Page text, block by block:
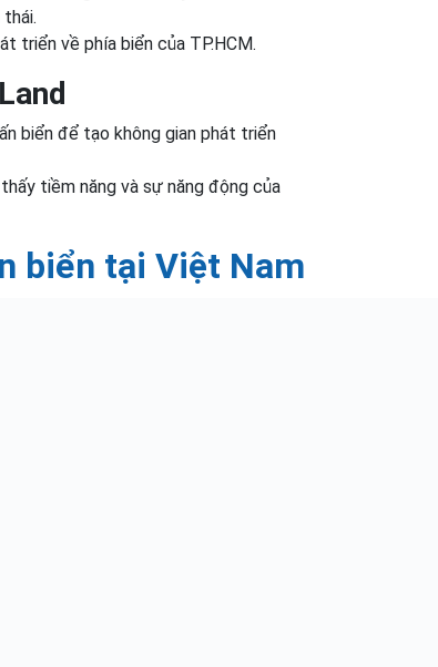
triển về phía biển của TP.HCM.
biển để tạo không gian phát triển
tiềm năng và sự năng động của
biển tại Việt Nam